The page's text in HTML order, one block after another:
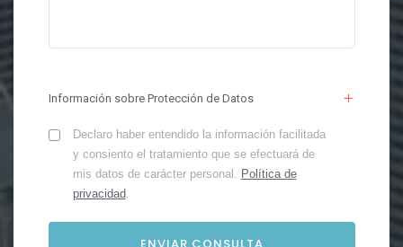
Información sobre Protección de Datos
Declaro haber entendido la información facilitada
y consiento el tratamiento que se efectuará de
mis datos de carácter personal. Política de
privacidad.